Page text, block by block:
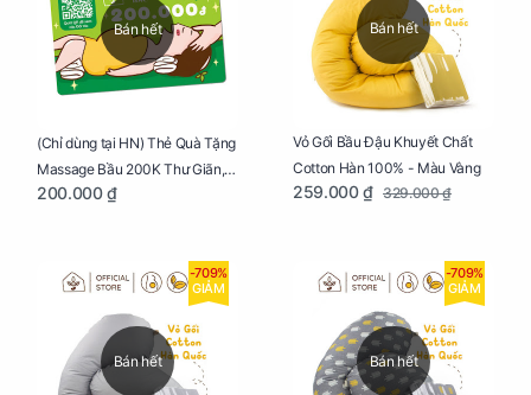
Bán hết
(Chỉ dùng tại HN) Thẻ Quà Tặng
Massage Bầu 200K Thư Giãn,
Tăng Tuần Hoàn Máu, Ngủ
200.000 ₫
Bán hết
Vỏ Gối Bầu Đậu Khuyết Chất
Cotton Hàn 100% - Màu Vàng
259.000 ₫ 329.000 ₫
Bán hết
-709%
GIẢM
Bán hết
-709%
GIẢM